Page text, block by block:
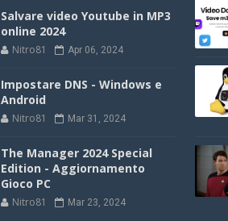
Salvare video Youtube in MP3
online 2024
Nitro81 Apr 06, 2024
Impostare DNS - Windows e
Android
Nitro81 Mar 31, 2024
The Manager 2024 Special
Edition - Aggiornamento
Gioco PC
Nitro81 Mar 23, 2024